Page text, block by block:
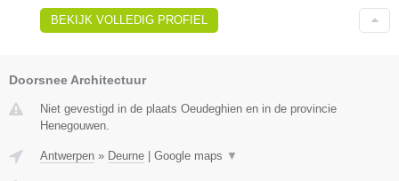
BEKIJK VOLLEDIG PROFIEL
Doorsnee Architectuur
Niet gevestigd in de plaats Oeudeghien en in de provincie
Henegouwen.
Antwerpen » Deurne Google maps ▼